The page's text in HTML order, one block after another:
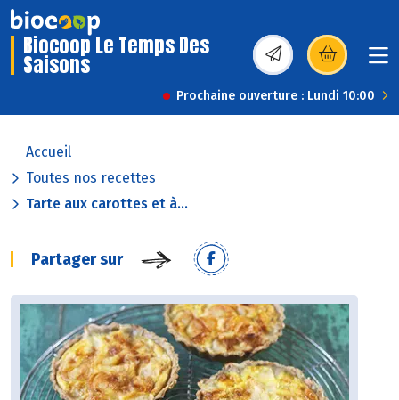
Biocoop Le Temps Des
Saisons (s’ouvre dans une
Prochaine ouverture : Lundi 10:00
Accueil
Toutes nos recettes
Tarte aux carottes et à...
Partager sur